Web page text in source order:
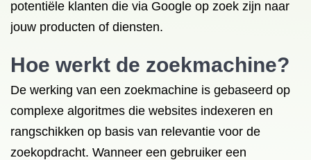
potentiële klanten die via Google op zoek zijn naar
jouw producten of diensten.
Hoe werkt de zoekmachine?
De werking van een zoekmachine is gebaseerd op
complexe algoritmes die websites indexeren en
rangschikken op basis van relevantie voor de
zoekopdracht. Wanneer een gebruiker een